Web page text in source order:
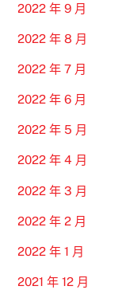
2022 年 9 月
2022 年 8 月
2022 年 7 月
2022 年 6 月
2022 年 5 月
2022 年 4 月
2022 年 3 月
2022 年 2 月
2022 年 1 月
2021 年 12 月